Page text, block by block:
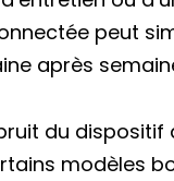
peut
après
du dispositif
modèles